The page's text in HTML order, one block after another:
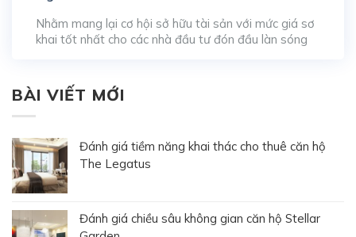
Nhằm mang lại cơ hội sở hữu tài sản với mức giá sơ
khai tốt nhất cho các nhà đầu tư đón đầu làn sóng
đợt 1 cho các sản phẩm căn hộ tại tòa […]
BÀI VIẾT MỚI
Đánh giá tiềm năng khai thác cho thuê căn hộ
The Legatus
Đánh giá chiều sâu không gian căn hộ Stellar